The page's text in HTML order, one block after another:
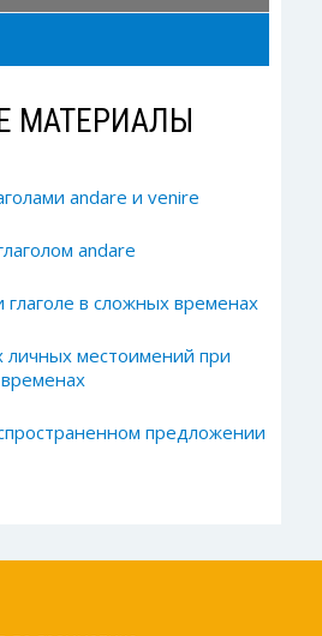
МАТЕРИАЛЫ
andare и venire
andare
в сложных временах
местоимений при
предложении